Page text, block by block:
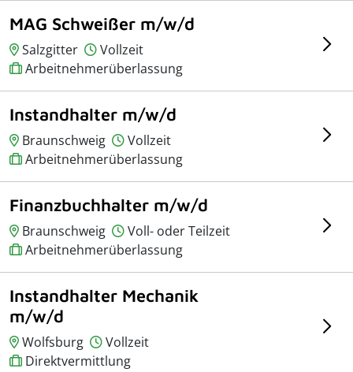
MAG Schweißer m/w/d
Salzgitter
Vollzeit
Arbeitnehmerüberlassung
Instandhalter m/w/d
Braunschweig
Vollzeit
Arbeitnehmerüberlassung
Finanzbuchhalter m/w/d
Braunschweig
Voll- oder Teilzeit
Arbeitnehmerüberlassung
Instandhalter Mechanik
m/w/d
Wolfsburg
Vollzeit
Direktvermittlung